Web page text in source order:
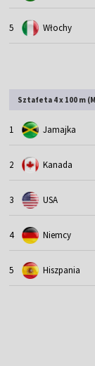
5 Włochy
Sztafeta 4 x 100 m
1 Jamajka
2 Kanada
3 USA
4 Niemcy
5 Hiszpania